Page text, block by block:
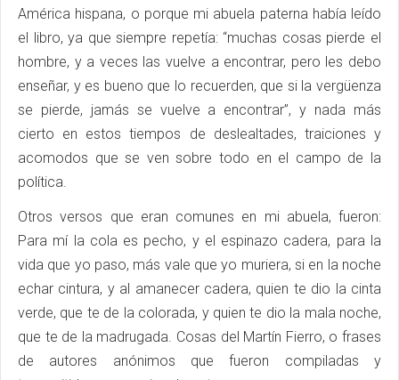
América hispana, o porque mi abuela paterna había leído
el libro, ya que siempre repetía: “muchas cosas pierde el
hombre, y a veces las vuelve a encontrar, pero les debo
enseñar, y es bueno que lo recuerden, que si la vergüenza
se pierde, jamás se vuelve a encontrar”, y nada más
cierto en estos tiempos de deslealtades, traiciones y
acomodos que se ven sobre todo en el campo de la
política.
Otros versos que eran comunes en mi abuela, fueron:
Para mí la cola es pecho, y el espinazo cadera, para la
vida que yo paso, más vale que yo muriera, si en la noche
echar cintura, y al amanecer cadera, quien te dio la cinta
verde, que te de la colorada, y quien te dio la mala noche,
que te de la madrugada. Cosas del Martín Fierro, o frases
de autores anónimos que fueron compiladas y